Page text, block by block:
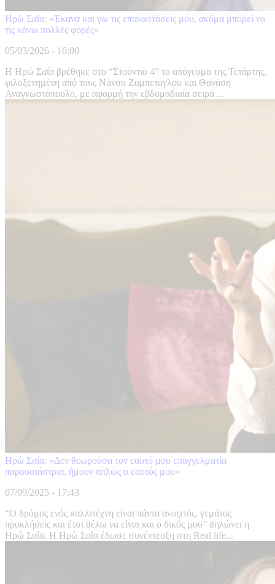
Ηρώ Σαΐα: «Έκανα και γω τις επαναστάσεις μου, ακόμα μπορεί να
τις κάνω πολλές φορές»
05/03/2026 - 16:00
Η Ηρώ Σαΐα βρέθηκε στο “Στούντιο 4” το απόγευμα της Τετάρτης,
φιλοξενημένη από τους Νάνσυ Ζαμπετογλου και Θανάση
Αναγνωστόπουλο, με αφορμή την εβδομαδιαία σειρά ...
Ηρώ Σαΐα: «Δεν θεωρούσα τον εαυτό μου επαγγελματία
παρουσιάστρια, ήμουν απλώς ο εαυτός μου»
07/09/2025 - 17:43
“Ο δρόμος ενός καλλιτέχνη είναι πάντα ανοιχτός, γεμάτος
προκλήσεις και έτσι θέλω να είναι και ο δικός μου” δηλώνει η
Ηρώ Σαΐα. Η Ηρώ Σαΐα έδωσε συνέντευξη στη Real life...